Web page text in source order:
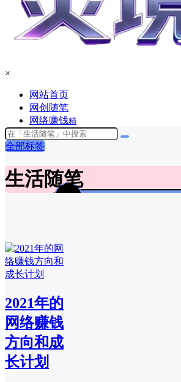
×
网站首页
网创随笔
网络赚钱精
全部标签
生活随笔
2021年的
网络赚钱
方向和成
长计划